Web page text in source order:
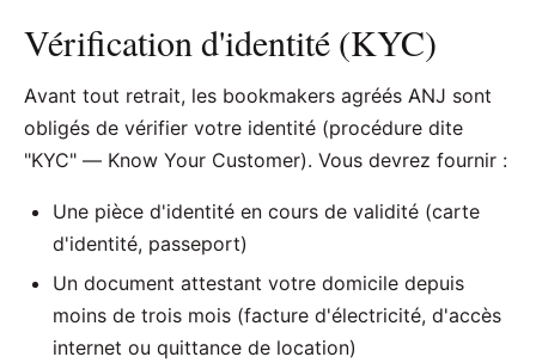
Vérification d'identité (KYC)
Avant tout retrait, les bookmakers agréés ANJ sont
obligés de vérifier votre identité (procédure dite
"KYC" — Know Your Customer). Vous devrez fournir :
Une pièce d'identité en cours de validité (carte
d'identité, passeport)
Un document attestant votre domicile depuis
moins de trois mois (facture d'électricité, d'accès
internet ou quittance de location)